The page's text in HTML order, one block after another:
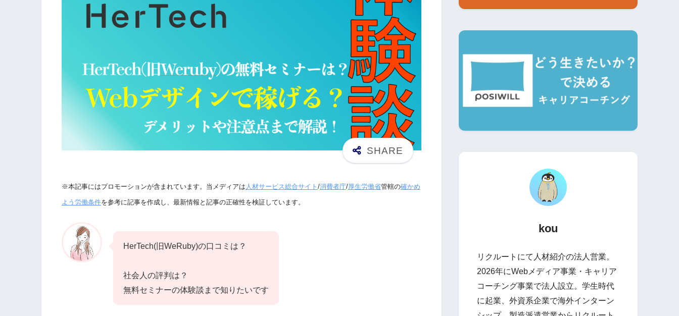
※本記事にはプロモーションが含まれています。当メディアは 人材サービス総合サイト /消費者庁/厚生労働省管轄の確かめ
よう労働条件を参考に記事を作成し、最新情報と記事の正確性を検証しています。
HerTech(旧WeRuby)の口コミは？
社会人の評判は？
無料セミナーの体験談まで知りたいです
kou
リクルートにて人材紹介の法人営業。
2026年にWebメディア事業・キャリア
コーチング事業で法人設立。学生時代
に起業、外資系企業で海外インターン